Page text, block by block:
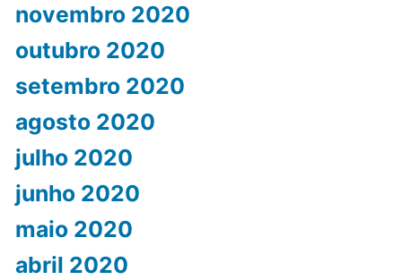
novembro 2020
outubro 2020
setembro 2020
agosto 2020
julho 2020
junho 2020
maio 2020
abril 2020